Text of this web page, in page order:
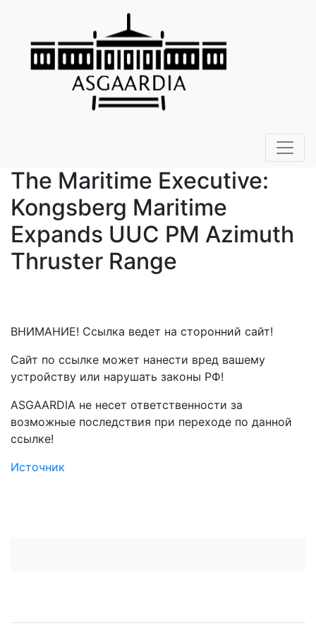
The Maritime Executive:
Kongsberg Maritime
Expands UUC PM Azimuth
Thruster Range
ВНИМАНИЕ! Ссылка ведет на сторонний сайт!
Сайт по ссылке может нанести вред вашему
устройству или нарушать законы РФ!
ASGAARDIA не несет ответственности за
возможные последствия при переходе по данной
ссылке!
Источник